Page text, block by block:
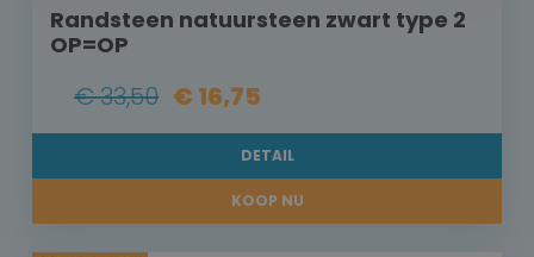
Randsteen natuursteen zwart type 2
OP=OP
€ 33,50 € 16,75
DETAIL
KOOP NU